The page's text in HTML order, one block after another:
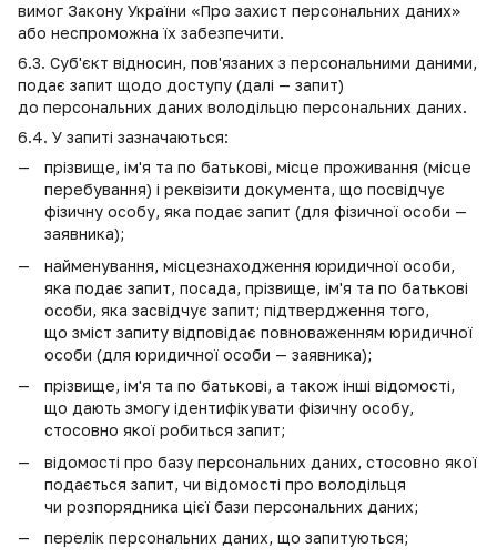
вимог Закону України «Про захист персональних даних»
або неспроможна їх забезпечити.
6.3. Суб'єкт відносин, пов'язаних з персональними даними,
подає запит щодо доступу (далі — запит)
до персональних даних володільцю персональних даних.
6.4. У запиті зазначаються:
прізвище, ім'я та по батькові, місце проживання (місце
перебування) і реквізити документа, що посвідчує
фізичну особу, яка подає запит (для фізичної особи —
заявника);
найменування, місцезнаходження юридичної особи,
яка подає запит, посада, прізвище, ім'я та по батькові
особи, яка засвідчує запит; підтвердження того,
що зміст запиту відповідає повноваженням юридичної
особи (для юридичної особи — заявника);
прізвище, ім'я та по батькові, а також інші відомості,
що дають змогу ідентифікувати фізичну особу,
стосовно якої робиться запит;
відомості про базу персональних даних, стосовно якої
подається запит, чи відомості про володільця
чи розпорядника цієї бази персональних даних;
перелік персональних даних, що запитуються;